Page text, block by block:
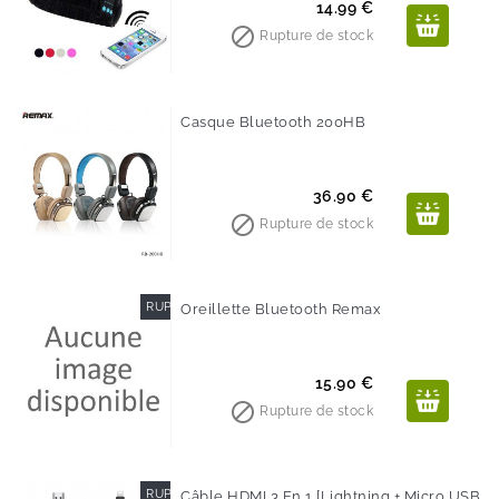
Prix
14.99 €
 Rupture de stock
Casque Bluetooth 200HB
Prix
36.90 €
 Rupture de stock
RUPTURE DE STOCK
Oreillette Bluetooth Remax
Prix
15.90 €
 Rupture de stock
RUPTURE DE STOCK